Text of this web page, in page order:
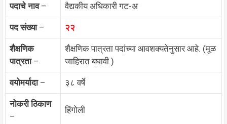
पदाचे नाव– वैद्यकीय अधिकारी गट-अ
पद संख्या– २२
शैक्षणिक
पात्रता–
शैक्षणिक पात्रता पदांच्या आवशक्यतेनुसार आहे. (मूळ
जाहिरात बघावी.)
वयोमर्यादा– ३८ वर्षे
नोकरी ठिकाण
–
हिंगोली